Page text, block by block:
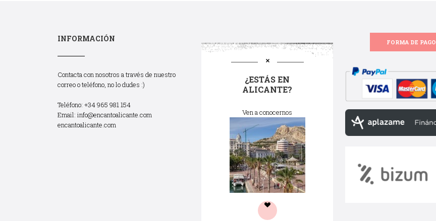
INFORMACIÓN
Contacta con nosotros a través de nuestro
correo o teléfono, no lo dudes :)
Teléfono: +34 965 981 154
Email: info@encantoalicante.com
encantoalicante.com
¿ESTÁS EN
ALICANTE?
Ven a conocernos
FORMA DE PAGO